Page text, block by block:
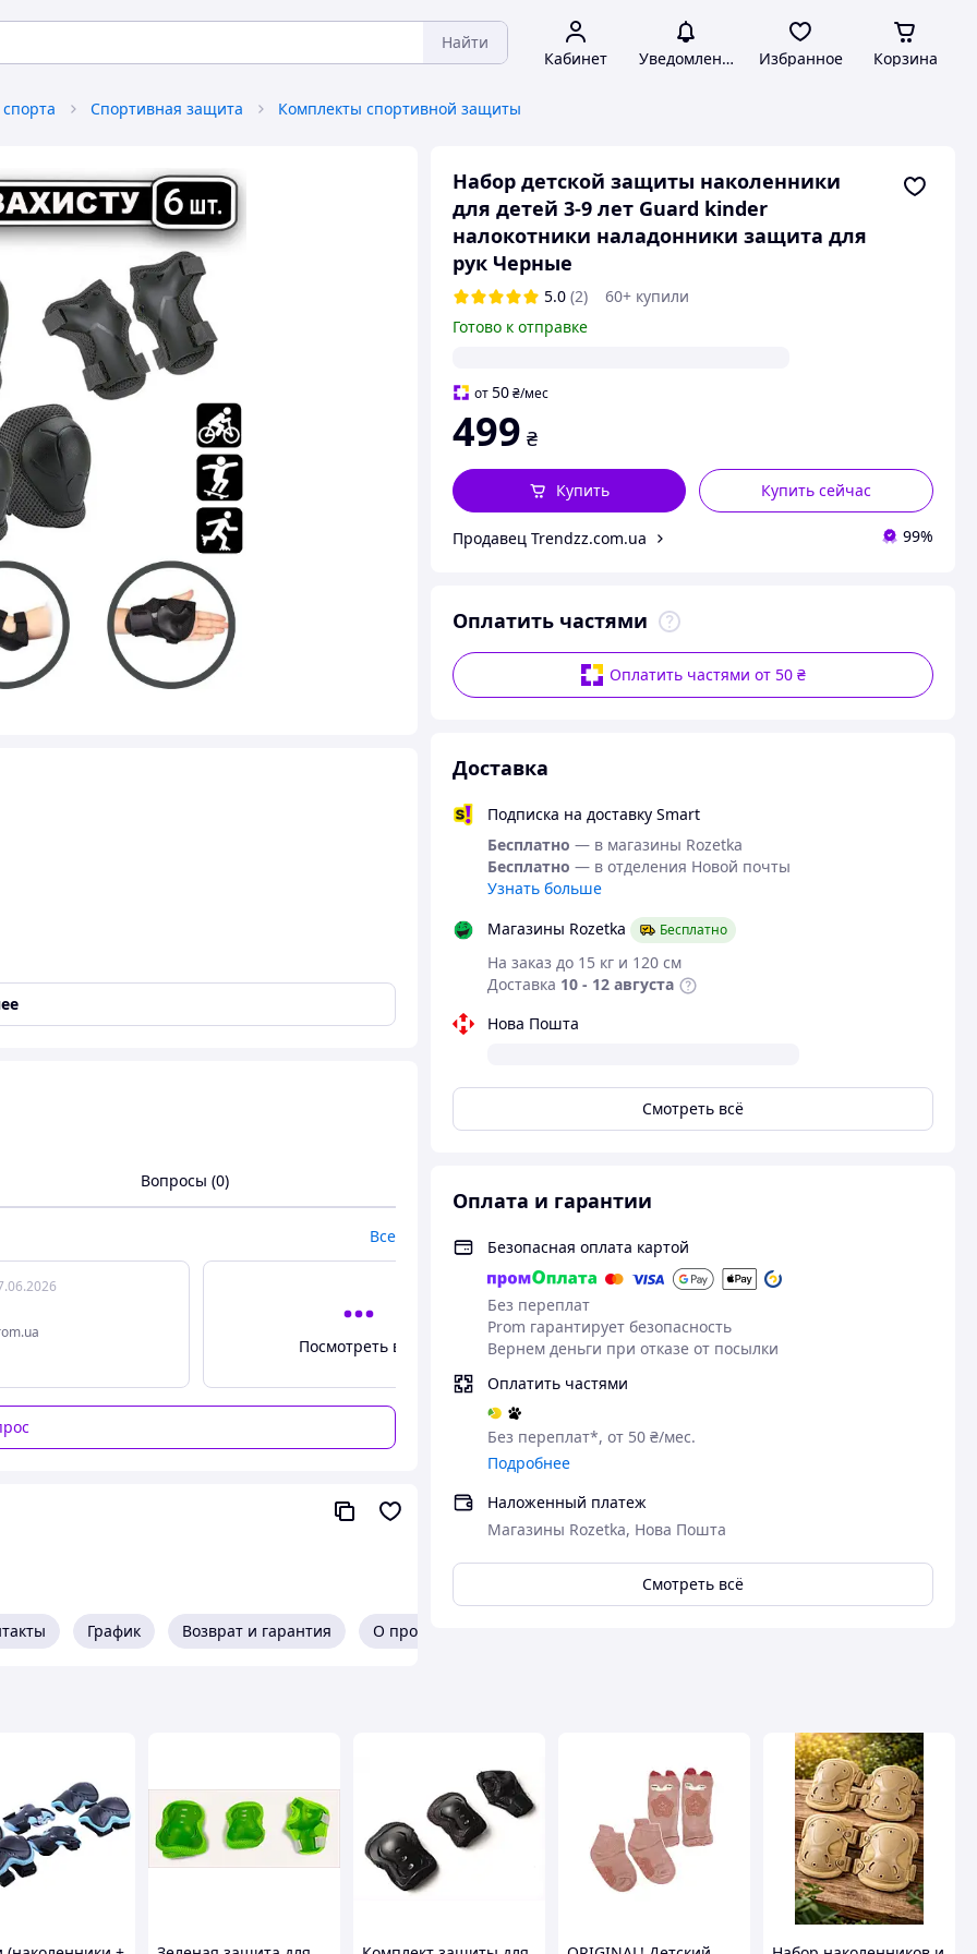
Найти
Кабинет Уведомления Избранное Корзина
Спортивная защита Комплекты спортивной защиты
Набор детской защиты наколенники
для детей 3-9 лет Guard kinder
налокотники наладонники защита для
рук Черные
5.0 (2)
60+ купили
Готово к отправке
от50 ₴/мес
499 ₴
Купить сейчас
Купить
Продавец Trendzz.com.ua 99%
Оплатить частями
Оплатить частями от 50 ₴
Доставка
Подписка на доставку Smart
Бесплатно — в магазины Rozetka
Бесплатно — в отделения Новой почты
Узнать больше
Магазины Rozetka
Бесплатно
На заказ до 15 кг и 120 см
Доставка 10 - 12 августа
Нова Пошта
Смотреть всё
Оплата и гарантии
Безопасная оплата картой
Без переплат
Prom гарантирует безопасность
Вернем деньги при отказе от посылки
Оплатить частями
Без переплат*, от 50 ₴/мес.
Подробнее
Наложенный платеж
Магазины Rozetka, Нова Пошта
Смотреть всё
– наколенники, налокотники, наладонники
🖤🛴🚲
Вопросы (0)
Все
Посмотреть все
График Возврат и гарантия О продавце